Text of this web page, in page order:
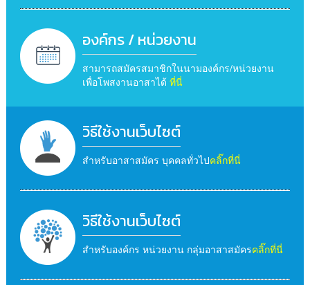
องค์กร / หน่วยงาน
สามารถสมัครสมาชิกในนามองค์กร/หน่วยงาน
เพื่อโพสงานอาสาได้ ที่นี่
วิธีใช้งานเว็บไซต์
สำหรับอาสาสมัคร บุคคลทั่วไปคลิ๊กที่นี่
วิธีใช้งานเว็บไซต์
สำหรับองค์กร หน่วยงาน กลุ่มอาสาสมัครคลิ๊กที่นี่